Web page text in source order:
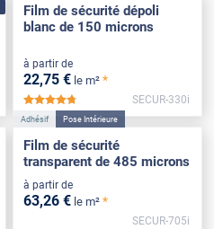
Film de sécurité dépoli
blanc de 150 microns
à partir de
22,75 € le m² *
*****
SECUR-330i
Adhésif Pose Intérieure
Film de sécurité
transparent de 485 microns
à partir de
63,26 € le m² *
SECUR-705i